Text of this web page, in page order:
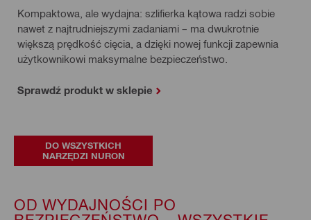
Kompaktowa, ale wydajna: szlifierka kątowa radzi sobie
nawet z najtrudniejszymi zadaniami – ma dwukrotnie
większą prędkość cięcia, a dzięki nowej funkcji zapewnia
użytkownikowi maksymalne bezpieczeństwo.
Sprawdź produkt w sklepie
DO WSZYSTKICH
NARZĘDZI NURON
OD WYDAJNOŚCI PO